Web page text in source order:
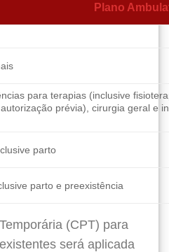
Plano
para terapias (inclusive
prévia), cirurgia geral e
parto
parto e preexistência
(CPT) para
será aplicada